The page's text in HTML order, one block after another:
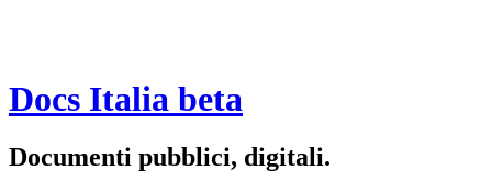
Docs Italia beta
Documenti pubblici, digitali.